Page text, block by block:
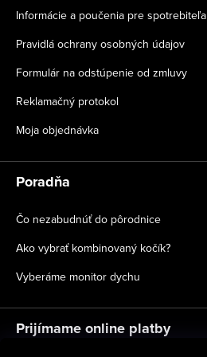
Informácie a poučenia pre spotrebiteľa
Pravidlá ochrany osobných údajov
Formulár na odstúpenie od zmluvy
Reklamačný protokol
Moja objednávka
Poradňa
Čo nezabudnúť do pôrodnice
Ako vybrať kombinovaný kočík?
Vyberáme monitor dychu
Prijímame online platby